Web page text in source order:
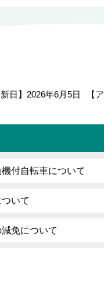
日】 2026年6月5日 【
付自転車について
いて
免について